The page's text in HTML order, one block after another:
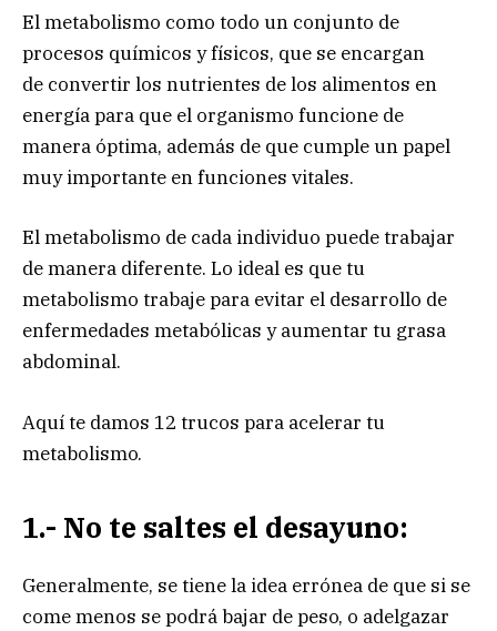
El metabolismo como todo un conjunto de
procesos químicos y físicos, que se encargan
de convertir los nutrientes de los alimentos en
energía para que el organismo funcione de
manera óptima, además de que cumple un papel
muy importante en funciones vitales.
El metabolismo de cada individuo puede trabajar
de manera diferente. Lo ideal es que tu
metabolismo trabaje para evitar el desarrollo de
enfermedades metabólicas y aumentar tu grasa
abdominal.
Aquí te damos 12 trucos para acelerar tu
metabolismo.
1.- No te saltes el desayuno:
Generalmente, se tiene la idea errónea de que si se
come menos se podrá bajar de peso, o adelgazar